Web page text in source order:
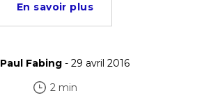
En savoir plus
Paul Fabing - 29 avril 2016
2 min